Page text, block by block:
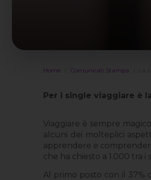
Home Comunicati Stampa
Per i single viaggiare è
Viaggiare è sempre
alcuni dei molteplici
apprendere e
che ha chiesto a 1.000 tra
Al primo posto con il 37%